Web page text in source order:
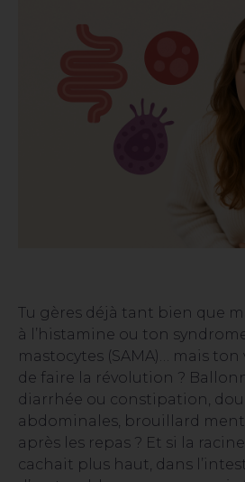
Tu gères déjà tant bien que
à l’histamine ou ton
mastocytes (SAMA)… mais
de faire la révolution ?
diarrhée ou constipation,
abdominales, brouillard
après les repas ? Et si la
cachait plus haut, dans